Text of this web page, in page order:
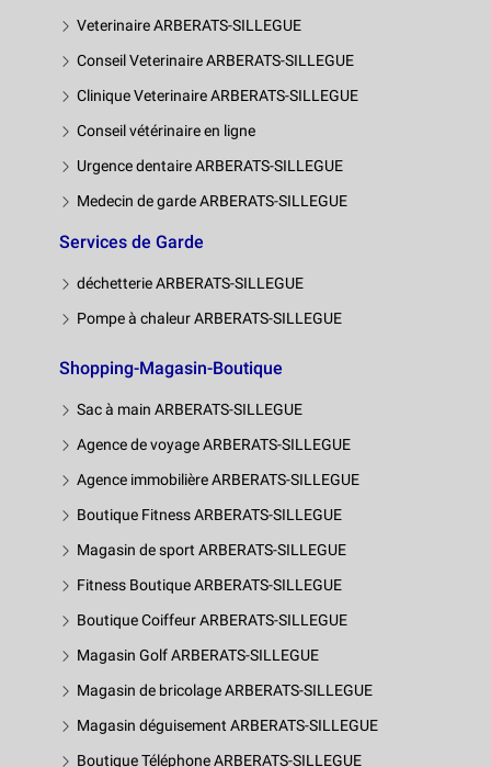
Veterinaire ARBERATS-SILLEGUE
Conseil Veterinaire ARBERATS-SILLEGUE
Clinique Veterinaire ARBERATS-SILLEGUE
Conseil vétérinaire en ligne
Urgence dentaire ARBERATS-SILLEGUE
Medecin de garde ARBERATS-SILLEGUE
Services de Garde
déchetterie ARBERATS-SILLEGUE
Pompe à chaleur ARBERATS-SILLEGUE
Shopping-Magasin-Boutique
Sac à main ARBERATS-SILLEGUE
Agence de voyage ARBERATS-SILLEGUE
Agence immobilière ARBERATS-SILLEGUE
Boutique Fitness ARBERATS-SILLEGUE
Magasin de sport ARBERATS-SILLEGUE
Fitness Boutique ARBERATS-SILLEGUE
Boutique Coiffeur ARBERATS-SILLEGUE
Magasin Golf ARBERATS-SILLEGUE
Magasin de bricolage ARBERATS-SILLEGUE
Magasin déguisement ARBERATS-SILLEGUE
Boutique Téléphone ARBERATS-SILLEGUE